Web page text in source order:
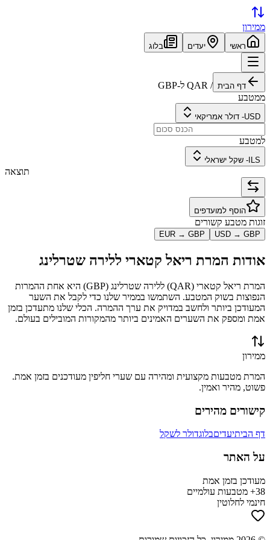
ממירון
ראשי יעדים בלוג
דף הבית /
QAR ל-GBP
ממטבע
USD
- דולר אמריקאי
למטבע
ILS
- שקל ישראלי
תוצאה
הוסף למועדפים
זוגות מטבע קשורים
USD → GBP
EUR → GBP
אודות המרת ריאל קטארי ללירה שטרלינג
המרת ריאל קטארי (
QAR) ללירה שטרלינג (
GBP) היא אחת ההמרות
הנפוצות בשוק המטבע. השתמשו בממיר שלנו כדי לקבל את השער
המעודכן ביותר ולחשב במדויק את ערך ההמרה. הכלי שלנו מתעדכן בזמן
אמת ומספק את השערים האמינים ביותר מהמקורות המובילים בעולם.
ממירון
המרת מטבעות מקצועית ומהירה עם שערי חליפין מעודכנים בזמן אמת.
פשוט, מהיר ואמין.
קישורים מהירים
דף הביתיעדיםבלוגדולר לשקל
על האתר
מעודכן בזמן אמת
38+ מטבעות עולמיים
חינמי לחלוטין